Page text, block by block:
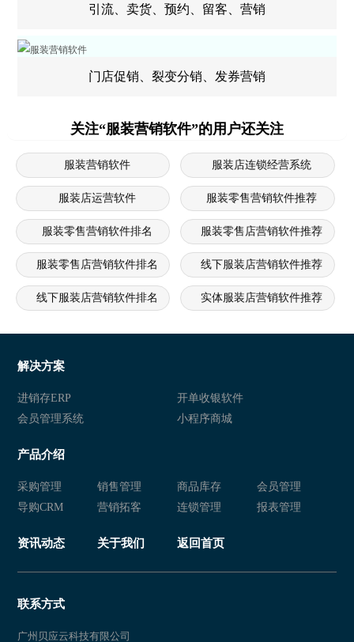
引流、卖货、预约、留客、营销
门店促销、裂变分销、发券营销
关注“服装营销软件”的用户还关注
服装营销软件 服装店连锁经营系统
服装店运营软件 服装零售营销软件推荐
服装零售营销软件排名 服装零售店营销软件推荐
服装零售店营销软件排名 线下服装店营销软件推荐
线下服装店营销软件排名 实体服装店营销软件推荐
实体服装店营销软件排名 连锁服装店营销软件推荐
连锁服装店营销软件排名
服装专卖店营销软件排名 服装实体店营销软件推荐
服装加盟连锁营销软件排名
服装店面营销软件排名
解决方案
进销存ERP
开单收银软件
会员管理系统
小程序商城
产品介绍
采购管理 销售管理 商品库存
会员管理
导购CRM
营销拓客 连锁管理 报表管理
资讯动态 关于我们 返回首页
联系方式
广州贝应云科技有限公司